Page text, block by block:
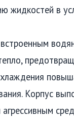
жидкостей в
Корпус